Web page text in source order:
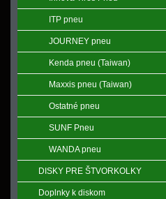
ITP pneu
JOURNEY pneu
Kenda pneu (Taiwan)
Maxxis pneu (Taiwan)
Ostatné pneu
SUNF Pneu
WANDA pneu
DISKY PRE ŠTVORKOLKY
Doplnky k diskom